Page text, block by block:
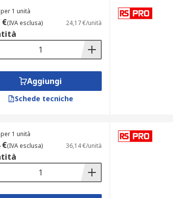
1 unità
€(IVA esclusa) 24,17 €/unità
Aggiungi
Schede tecniche
1 unità
€(IVA esclusa) 36,14 €/unità